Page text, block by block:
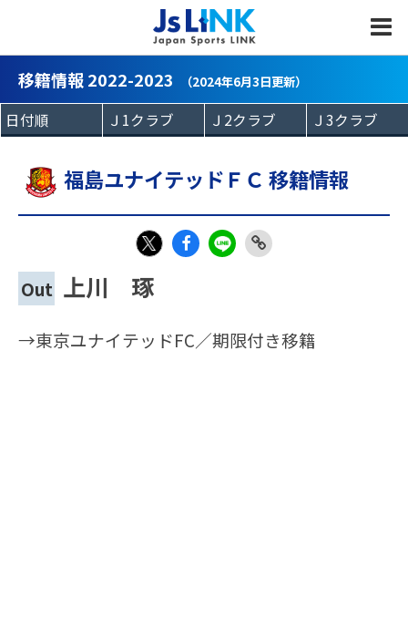
移籍情報 2022-2023 （2024年6月3日更新）
福島ユナイテッドＦＣ 移籍情報
k
Out 上川 琢
→東京ユナイテッドFC／期限付き移籍